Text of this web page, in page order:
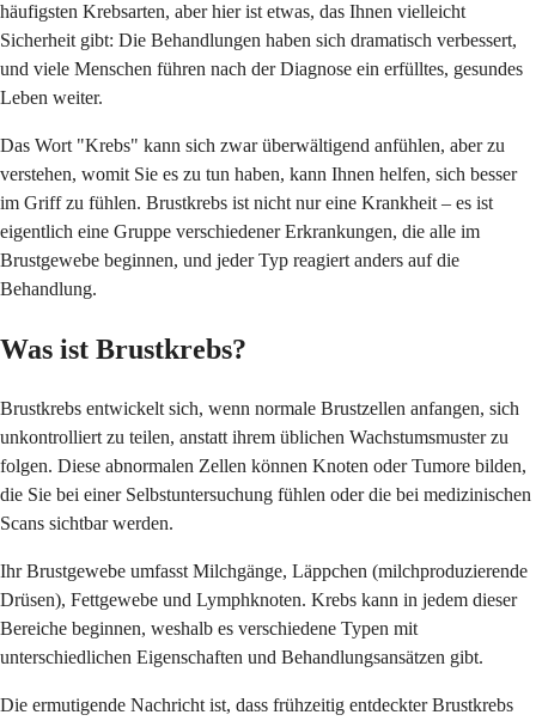
häufigsten Krebsarten, aber hier ist etwas, das Ihnen vielleicht
Sicherheit gibt: Die Behandlungen haben sich dramatisch verbessert,
und viele Menschen führen nach der Diagnose ein erfülltes, gesundes
Leben weiter.
Das Wort "Krebs" kann sich zwar überwältigend anfühlen, aber zu
verstehen, womit Sie es zu tun haben, kann Ihnen helfen, sich besser
im Griff zu fühlen. Brustkrebs ist nicht nur eine Krankheit – es ist
eigentlich eine Gruppe verschiedener Erkrankungen, die alle im
Brustgewebe beginnen, und jeder Typ reagiert anders auf die
Behandlung.
Was ist Brustkrebs?
Brustkrebs entwickelt sich, wenn normale Brustzellen anfangen, sich
unkontrolliert zu teilen, anstatt ihrem üblichen Wachstumsmuster zu
folgen. Diese abnormalen Zellen können Knoten oder Tumore bilden,
die Sie bei einer Selbstuntersuchung fühlen oder die bei medizinischen
Scans sichtbar werden.
Ihr Brustgewebe umfasst Milchgänge, Läppchen (milchproduzierende
Drüsen), Fettgewebe und Lymphknoten. Krebs kann in jedem dieser
Bereiche beginnen, weshalb es verschiedene Typen mit
unterschiedlichen Eigenschaften und Behandlungsansätzen gibt.
Die ermutigende Nachricht ist, dass frühzeitig entdeckter Brustkrebs